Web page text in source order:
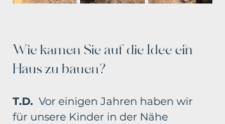
Wie kamen Sie auf die Idee ein
Haus zu bauen?
T.D. Vor einigen Jahren haben wir
für unsere Kinder in der Nähe